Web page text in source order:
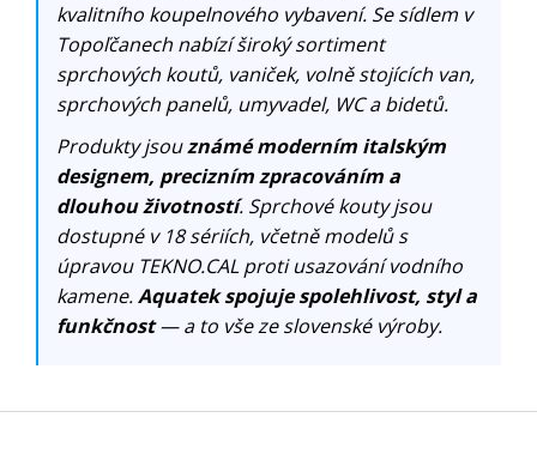
kvalitního koupelnového vybavení. Se sídlem v
Topoľčanech nabízí široký sortiment
sprchových koutů, vaniček, volně stojících van,
sprchových panelů, umyvadel, WC a bidetů.
Produkty jsouznámé moderním italským
designem, precizním zpracováním a
dlouhou životností. Sprchové kouty jsou
dostupné v 18 sériích, včetně modelů s
úpravou TEKNO.CAL proti usazování vodního
kamene.Aquatek spojuje spolehlivost, styl a
funkčnost— a to vše ze slovenské výroby.
Z